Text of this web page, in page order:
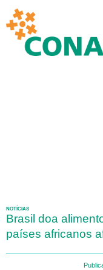
NOTÍCIAS
Brasil doa
países africanos